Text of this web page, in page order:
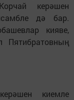
керәшен
дә бар.
кияве,
Пятибратовның
киемле